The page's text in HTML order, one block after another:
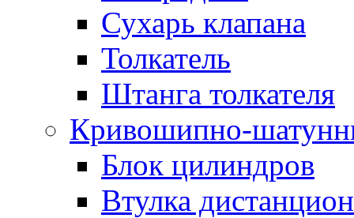
Сухарь клапана
Толкатель
Штанга толкателя
Кривошипно-
Блок цилиндров
Втулка